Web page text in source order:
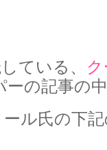
ている、
の記事の
ル氏の下